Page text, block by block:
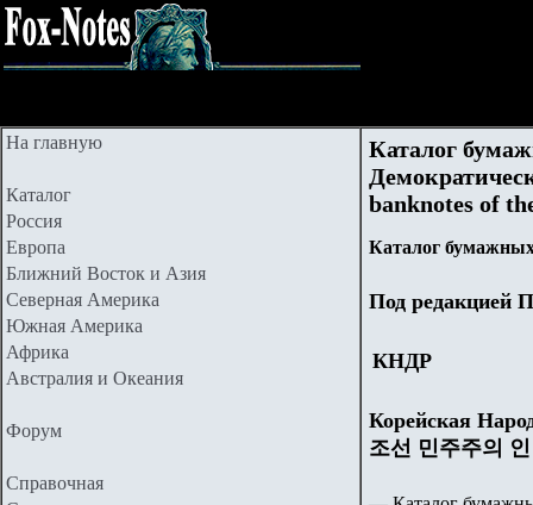
На главную
Каталог
Россия
Европа
Ближний Восток и Азия
Северная Америка
Южная Америка
Африка
Австралия и Океания
Форум
Справочная
Каталог
banknotes of
Каталог
Под редакцией
КНДР
Корейская
조선 민주주의